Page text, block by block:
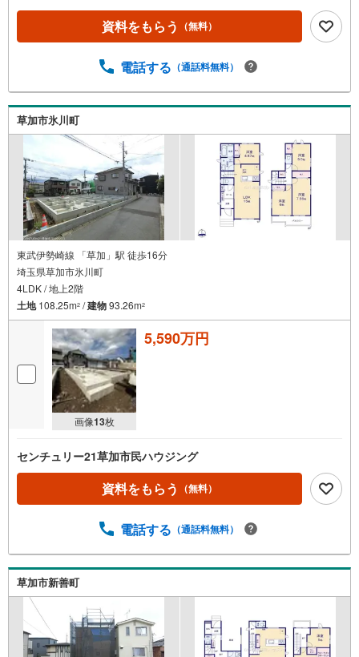
資料をもらう （無料）
電話する （通話料無料）
草加市氷川町
東武伊勢崎線 「草加」駅 徒歩16分
埼玉県草加市氷川町
4LDK / 地上2階
土地108.25m2 /建物93.26m2
画像13枚
5,590万円
センチュリー21草加市民ハウジング
資料をもらう （無料）
電話する （通話料無料）
草加市新善町